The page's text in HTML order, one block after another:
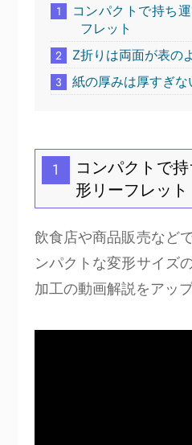
1
コンパクトで持ち
フレット
2
Z折りは両面が表の
3
紙の厚みは厚すぎな
1
コンパクトで
形リーフレット
飲食店や商品販売など
ンパクトな変形サイズ
加工の動画解説をアッ